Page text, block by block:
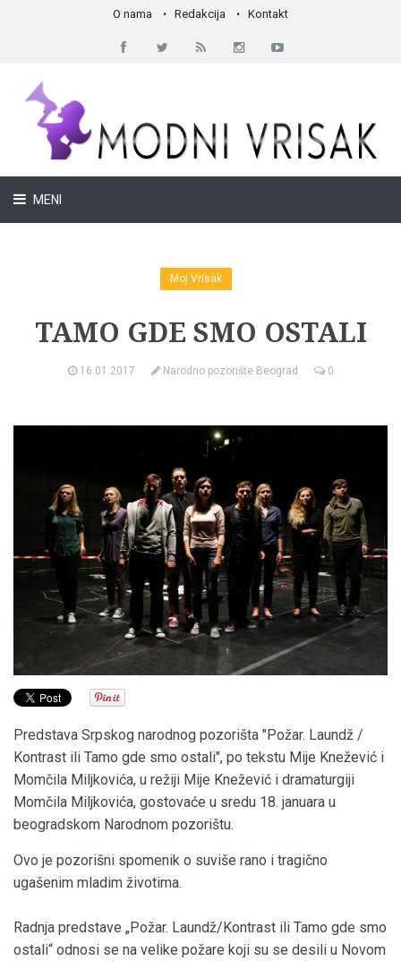
O nama Redakcija Kontakt
MENI
Moj Vrisak
TAMO GDE SMO OSTALI
16.01.2017 Narodno pozorište Beograd 0
Predstava Srpskog narodnog pozorišta "Požar. Laundž /
Kontrast ili Tamo gde smo ostali", po tekstu Mije Knežević i
Momčila Miljkovića, u režiji Mije Knežević i dramaturgiji
Momčila Miljkovića, gostovaće u sredu 18. januara u
beogradskom Narodnom pozorištu.
Ovo je pozorišni spomenik o suviše rano i tragično
ugašenim mladim životima.
Radnja predstave „Požar. Laundž/Kontrast ili Tamo gde smo
ostali“ odnosi se na velike požare koji su se desili u Novom